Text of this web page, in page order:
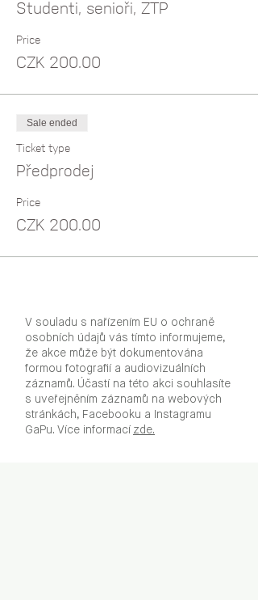
Studenti, senioři, ZTP
Price
CZK 200.00
Sale ended
Ticket type
Předprodej
Price
CZK 200.00
V souladu s nařízením EU o ochraně
osobních údajů vás tímto informujeme,
že akce může být dokumentována
formou fotografií a audiovizuálních
záznamů. Účastí na této akci souhlasíte
s uveřejněním záznamů na webových
stránkách, Facebooku a Instagramu
GaPu. Více informací zde.